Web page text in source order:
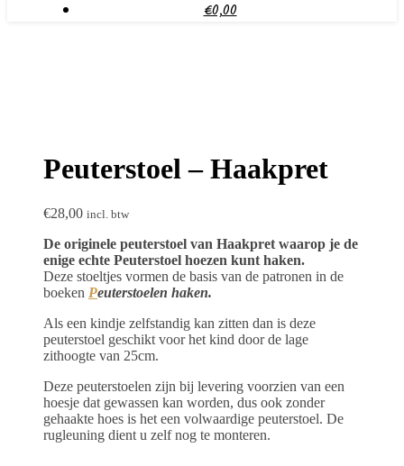
€0,00
Peuterstoel – Haakpret
€28,00 incl. btw
De originele peuterstoel van Haakpret waarop je de
enige echte Peuterstoel hoezen kunt haken.
Deze stoeltjes vormen de basis van de patronen in de
boeken Peuterstoelen haken.
Als een kindje zelfstandig kan zitten dan is deze
peuterstoel geschikt voor het kind door de lage
zithoogte van 25cm.
Deze peuterstoelen zijn bij levering voorzien van een
hoesje dat gewassen kan worden, dus ook zonder
gehaakte hoes is het een volwaardige peuterstoel. De
rugleuning dient u zelf nog te monteren.